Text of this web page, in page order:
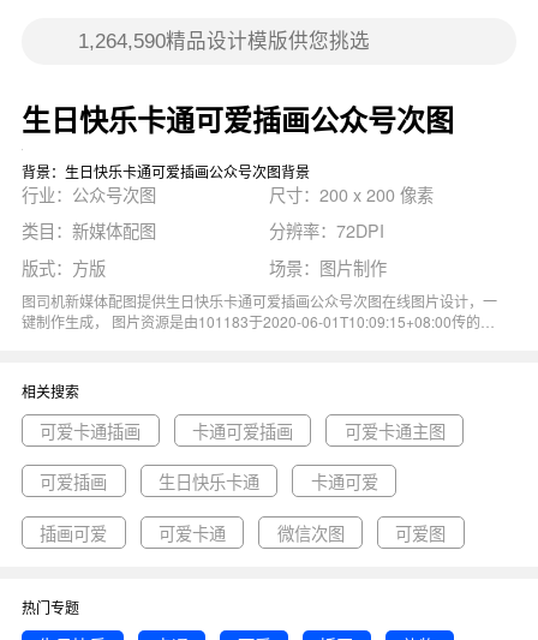
生日快乐卡通可爱插画公众号次图
背景：生日快乐卡通可爱插画公众号次图背景
行业：公众号次图
尺寸：200 x 200 像素
类目：新媒体配图
分辨率：72DPI
版式：方版
场景：图片制作
图司机新媒体配图提供生日快乐卡通可爱插画公众号次图在线图片设计，一
键制作生成， 图片资源是由101183于2020-06-01T10:09:15+08:00传的作
快乐, 礼物主题。 主要用于公众号次图行业，为您推荐与生日快乐卡通可爱
插画公众号次图相关的专题可爱卡通插画, 卡通可爱插画, 可爱卡通主图等优
质图片模板资源。
相关搜索
可爱卡通插画 卡通可爱插画 可爱卡通主图
可爱插画 生日快乐卡通 卡通可爱
插画可爱 可爱卡通 微信次图 可爱图
热门专题